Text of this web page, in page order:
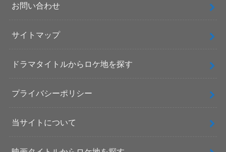
お問い合わせ
サイトマップ
ドラマタイトルからロケ地を探す
プライバシーポリシー
当サイトについて